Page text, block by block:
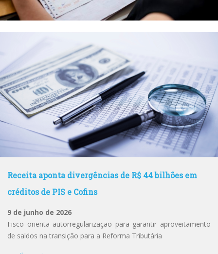
Receita aponta divergências de R$ 44 bilhões em
créditos de PIS e Cofins
9 de junho de 2026
Fisco orienta autorregularização para garantir aproveitamento
de saldos na transição para a Reforma Tributária